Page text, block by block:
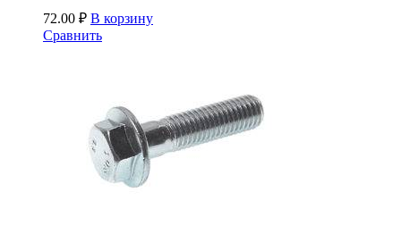
72.00 ₽ В корзину
Сравнить